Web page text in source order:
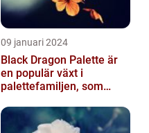
09 januari 2024
Black Dragon Palette är
en populär växt i
palettefamiljen, som
mörka, nästan sv...